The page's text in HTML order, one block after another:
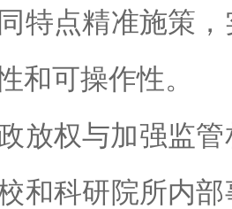
特点精准施策
和可操作性。
权与加强监管
和科研院所内